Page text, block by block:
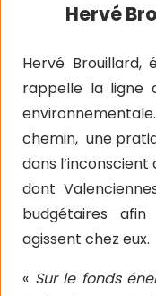
Hervé
Hervé Brouillard,
rappelle la ligne
chemin, une
dans l’inconscient
dont
budgétaires
agissent chez eux.
« Sur le fonds